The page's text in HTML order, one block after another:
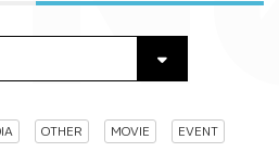
OTHER MOVIE EVENT